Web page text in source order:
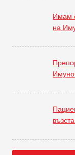
Имам
на